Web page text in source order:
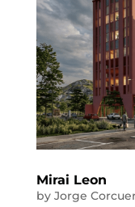
Mirai Leon
by Jorge